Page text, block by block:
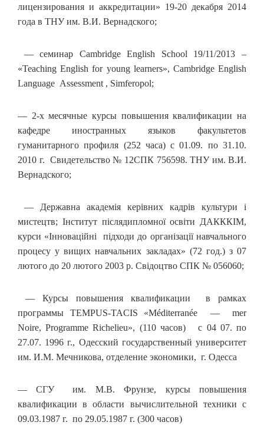
лицензирования и аккредитации» 19-20 декабря 2014
года в ТНУ им. В.И. Вернадского;
— семинар Cambridge English School 19/11/2013 –
«Teaching English for young learners», Cambridge English
Language Assessment , Simferopol;
— 2-х месячные курсы повышения квалификации на
кафедре иностранных языков факультетов
гуманитарного профиля (252 часа) с 01.09. по 31.10.
2010 г. Свидетельство № 12СПК 756598. ТНУ им. В.И.
Вернадского;
— Державна академія керівних кадрів культури і
мистецтв; Інститут післядипломної освіти ДАКККІМ,
курси «Інноваційні підходи до організації навчального
процесу у вищих навчальних закладах» (72 год.) з 07
лютого до 20 лютого 2003 р. Свідоцтво СПК № 056060;
— Курсы повышения квалификации в рамках
программы TEMPUS-TACIS «Méditerranée — mer
Noire, Programme Richelieu», (110 часов) с 04 07. по
27.07. 1996 г., Одесский государственный университет
им. И.М. Мечникова, отделение экономики, г. Одесса
— СГУ им. М.В. Фрунзе, курсы повышения
квалификации в области вычислительной техники с
09.03.1987 г. по 29.05.1987 г. (300 часов)